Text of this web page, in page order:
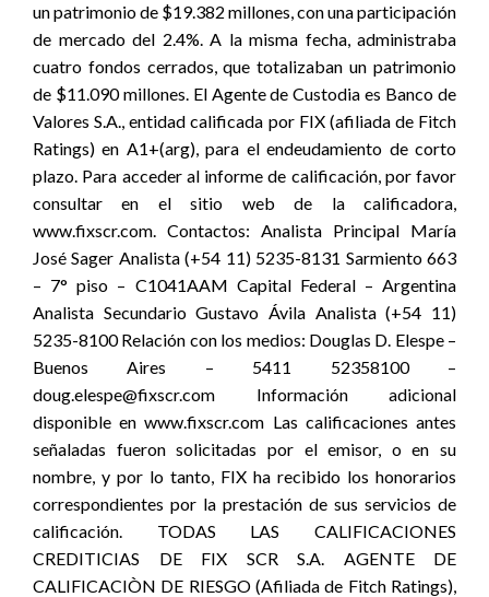
un patrimonio de $19.382 millones, con una participación
de mercado del 2.4%. A la misma fecha, administraba
cuatro fondos cerrados, que totalizaban un patrimonio
de $11.090 millones. El Agente de Custodia es Banco de
Valores S.A., entidad calificada por FIX (afiliada de Fitch
Ratings) en A1+(arg), para el endeudamiento de corto
plazo. Para acceder al informe de calificación, por favor
consultar en el sitio web de la calificadora,
www.fixscr.com. Contactos: Analista Principal María
José Sager Analista (+54 11) 5235-8131 Sarmiento 663
– 7° piso – C1041AAM Capital Federal – Argentina
Analista Secundario Gustavo Ávila Analista (+54 11)
5235-8100 Relación con los medios: Douglas D. Elespe –
Buenos Aires – 5411 52358100 –
doug.elespe@fixscr.com Información adicional
disponible en www.fixscr.com Las calificaciones antes
señaladas fueron solicitadas por el emisor, o en su
nombre, y por lo tanto, FIX ha recibido los honorarios
correspondientes por la prestación de sus servicios de
calificación. TODAS LAS CALIFICACIONES
CREDITICIAS DE FIX SCR S.A. AGENTE DE
CALIFICACIÒN DE RIESGO (Afiliada de Fitch Ratings),